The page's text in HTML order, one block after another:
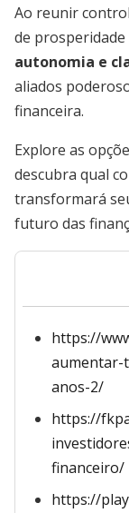
Ao reunir
de
autonomia e
aliados
financeira.
Explore as
descubra qual
transformará
futuro das
https://
aumentar-
anos-2/
https://
financeiro/
https://